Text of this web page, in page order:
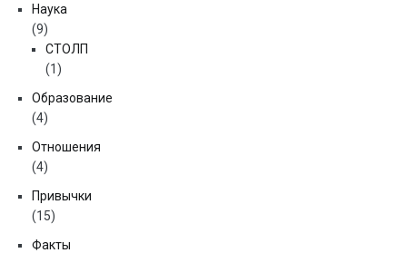
Наука
(9)
СТОЛП
(1)
Образование
(4)
Отношения
(4)
Привычки
(15)
Факты